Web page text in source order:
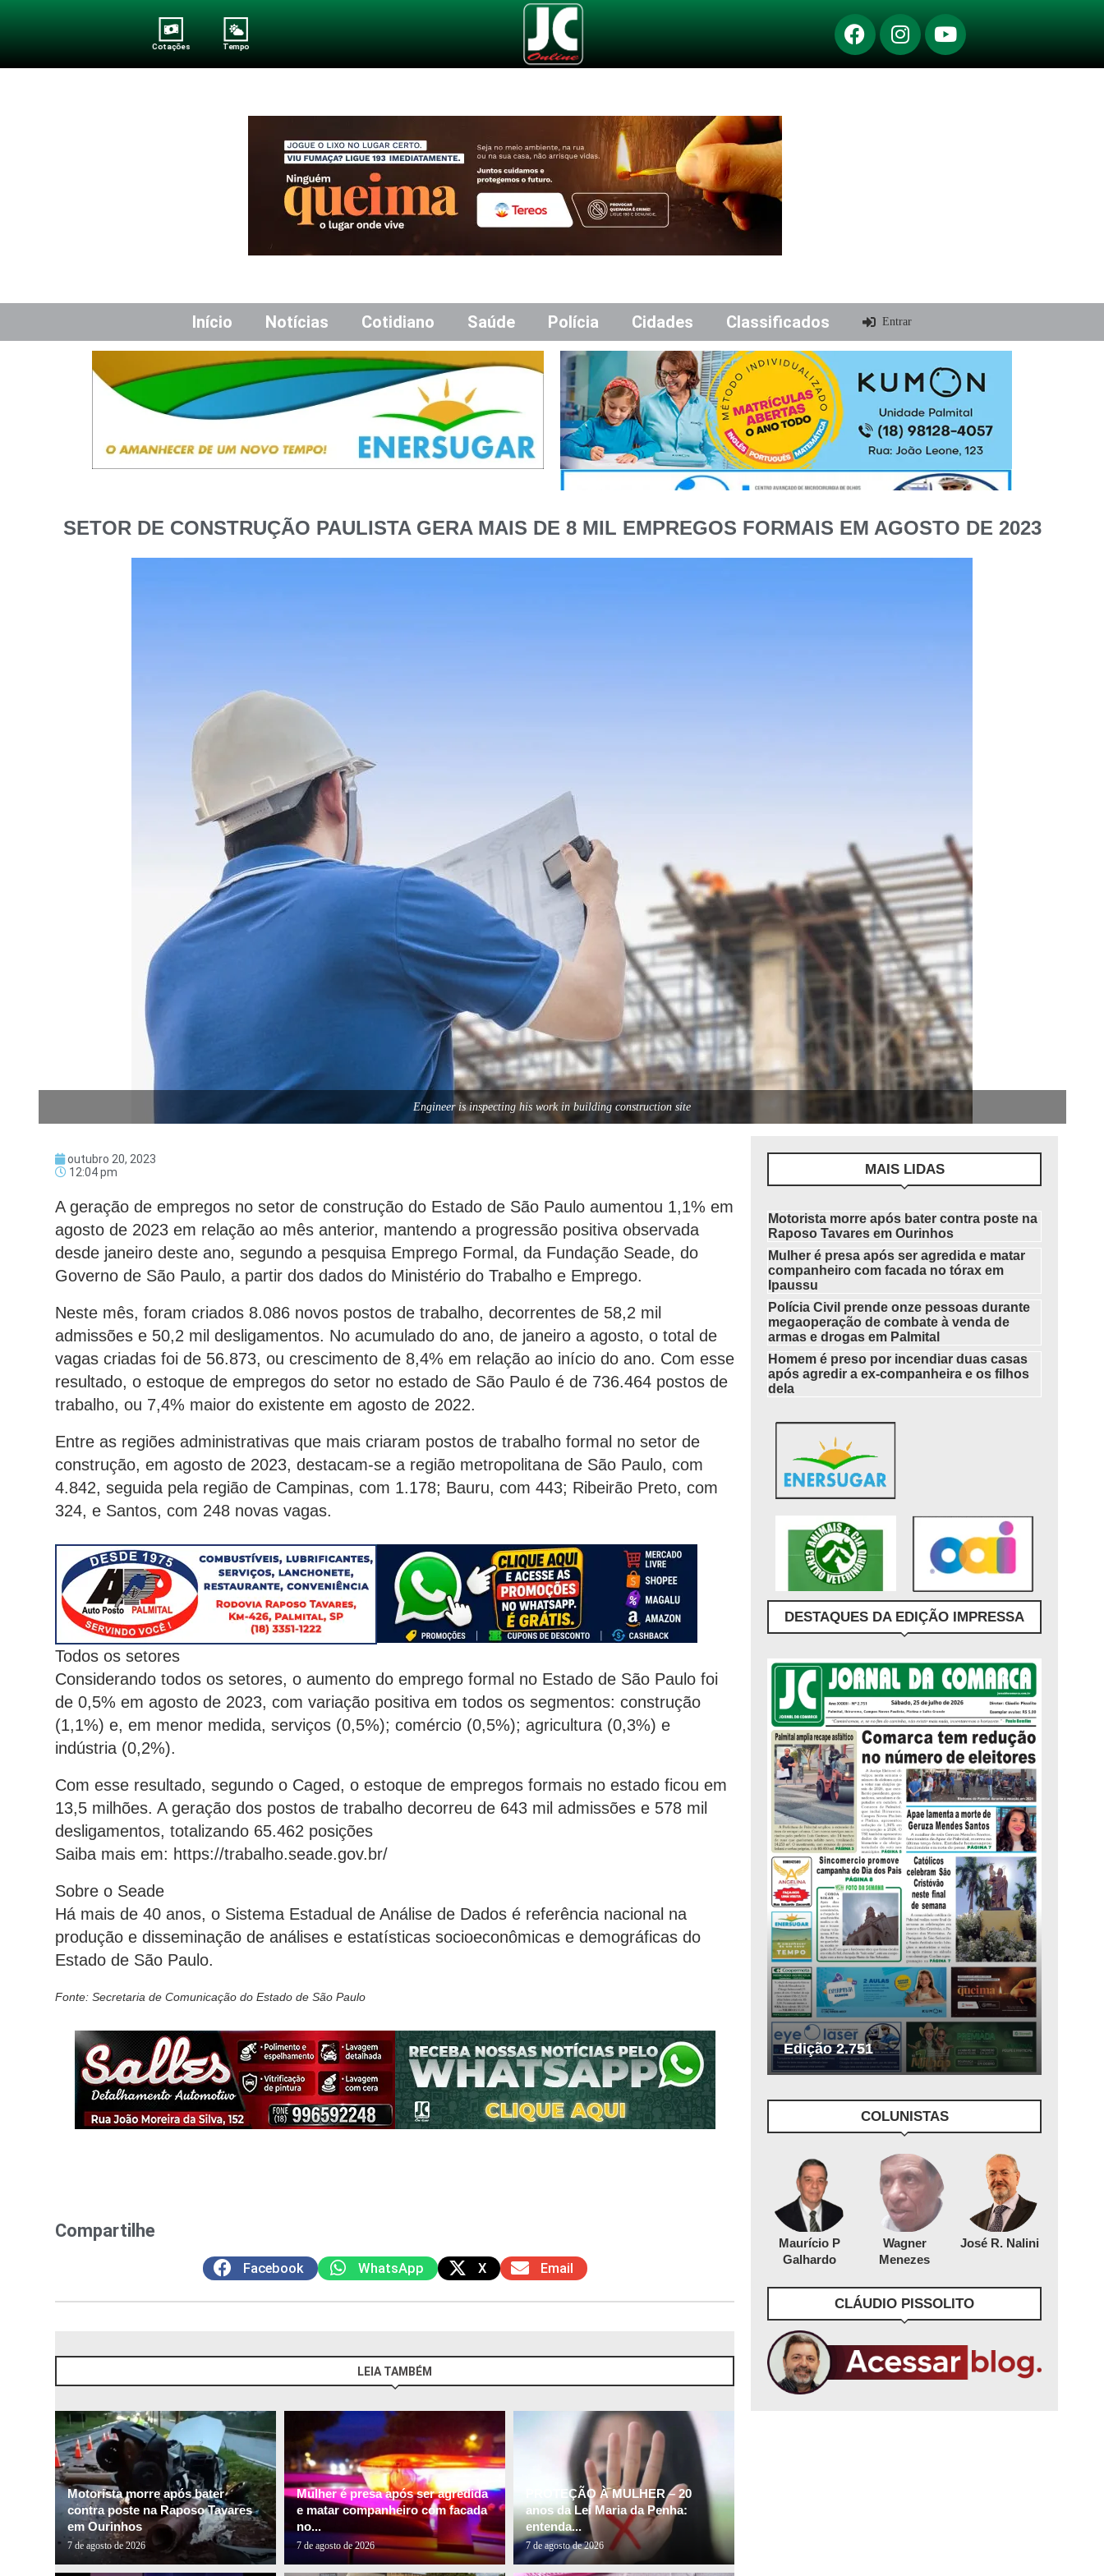
Cotações Tempo
Início Notícias Cotidiano Saúde Polícia Cidades Classificados Entrar
SETOR DE CONSTRUÇÃO PAULISTA GERA MAIS DE 8 MIL EMPREGOS FORMAIS EM AGOSTO DE 2023
Engineer is inspecting his work in building construction site
outubro 20, 2023
12:04 pm
A geração de empregos no setor de construção do Estado de São Paulo aumentou 1,1% em
agosto de 2023 em relação ao mês anterior, mantendo a progressão positiva observada
desde janeiro deste ano, segundo a pesquisa Emprego Formal, da Fundação Seade, do
Governo de São Paulo, a partir dos dados do Ministério do Trabalho e Emprego.
Neste mês, foram criados 8.086 novos postos de trabalho, decorrentes de 58,2 mil
admissões e 50,2 mil desligamentos. No acumulado do ano, de janeiro a agosto, o total de
vagas criadas foi de 56.873, ou crescimento de 8,4% em relação ao início do ano. Com esse
resultado, o estoque de empregos do setor no estado de São Paulo é de 736.464 postos de
trabalho, ou 7,4% maior do existente em agosto de 2022.
Entre as regiões administrativas que mais criaram postos de trabalho formal no setor de
construção, em agosto de 2023, destacam-se a região metropolitana de São Paulo, com
4.842, seguida pela região de Campinas, com 1.178; Bauru, com 443; Ribeirão Preto, com
324, e Santos, com 248 novas vagas.
Todos os setores
Considerando todos os setores, o aumento do emprego formal no Estado de São Paulo foi
de 0,5% em agosto de 2023, com variação positiva em todos os segmentos: construção
(1,1%) e, em menor medida, serviços (0,5%); comércio (0,5%); agricultura (0,3%) e
indústria (0,2%).
Com esse resultado, segundo o Caged, o estoque de empregos formais no estado ficou em
13,5 milhões. A geração dos postos de trabalho decorreu de 643 mil admissões e 578 mil
desligamentos, totalizando 65.462 posições
Saiba mais em: https://trabalho.seade.gov.br/
Sobre o Seade
Há mais de 40 anos, o Sistema Estadual de Análise de Dados é referência nacional na
produção e disseminação de análises e estatísticas socioeconômicas e demográficas do
Estado de São Paulo.
Fonte: Secretaria de Comunicação do Estado de São Paulo
Compartilhe
Facebook WhatsApp X Email
LEIA TAMBÉM
Motorista morre após bater
contra poste na Raposo Tavares
em Ourinhos
7 de agosto de 2026
Mulher é presa após ser agredida
e matar companheiro com facada
no...
7 de agosto de 2026
PROTEÇÃO À MULHER – 20
anos da Lei Maria da Penha:
entenda...
7 de agosto de 2026
MAIS LIDAS
Motorista morre após bater contra poste na
Raposo Tavares em Ourinhos
Mulher é presa após ser agredida e matar
companheiro com facada no tórax em
Ipaussu
Polícia Civil prende onze pessoas durante
megaoperação de combate à venda de
armas e drogas em Palmital
Homem é preso por incendiar duas casas
após agredir a ex-companheira e os filhos
dela
DESTAQUES DA EDIÇÃO IMPRESSA
Edição 2.751
COLUNISTAS
Maurício P
Galhardo
Wagner
Menezes
José R. Nalini
CLÁUDIO PISSOLITO